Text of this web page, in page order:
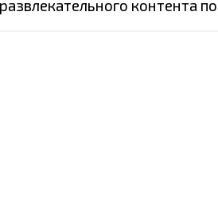
контента